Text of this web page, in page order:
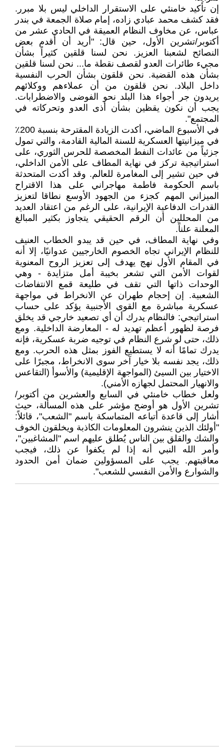
إن تأكيد خامنئي على الاستقرار الداخلي ليس بلا مبرر.
فقد كشف محمد عبادي زاده، إمام صلاة الجمعة في بندر
عباس، عن مخاوف النظام العميقة في الحادي عشر من
أكتوبر/تشرين الأول، حين قال: "أريد أن أقدم بعض
النصائح لشعبنا العزيز. نحن لسنا قلقين كثيراً بشأن
مجيء طائرات العدو لقصف نقطة ما... نحن لسنا قلقين
بشأن هذه القضية. نحن قلقون بشأن الحرب النفسية
داخل البلاد. نحن قلقون من أن عملاءهم ووكلائهم
يريدون جر أجواء هذا البلد نحو الفوضى والاضطرابات.
يجب أن نكون يقظين بشأن أذى العدو وتحركاته في
المجتمع".
في الأسبوع الماضي، أكدت الزيادة المقترحة بنسبة 200٪
في ميزانيتها العسكرية للسنة المالية القادمة، والتي تمول
جزئياً من عائدات النفط المخصصة للحرس الثوري، على
استراتيجية تركز في نهاية المطاف على الأمن الداخلي،
في حين تشير إلى المغامرة للعالم. وقد أكدت المتحدثة
باسم الحكومة فاطمة مهاجراني على هذا الاقتراح
الميزاني المهم كجزء من الجهود الأوسع نطاقا لتعزيز
القدرات الدفاعية الإيرانية، على الرغم من اعتقاد العديد
من المحللين أن الرقم الحقيقي يتجاوز بكثير المبالغ
المعلنة علناً.
وفي نهاية المطاف، في حين قد يبدو الخطاب العنيف
للنظام الإيراني تجاه الخصوم الخارجيين عدوانيًا، إلا أنه
في المقام الأول نهج يهدف إلى تعزيز الروح المعنوية
لقوات الأمن التي تشعر بخيبة أمل متزايدة - وهي
الوحدات ذاتها التي تقف في طليعة قمع الانتفاضات
الشعبية. إن إحجام طهران عن الانخراط في مواجهة
عسكرية مباشرة مع القوى الأجنبية يؤكد على حساب
استراتيجي: فالنظام يدرك أن أي تصعيد خارجي قد يخلق
فرصة لظهور أعظم تهديد له - المعارضة الداخلية. ومع
ذلك، حتى لو شرع النظام في توجيه ضربة عسكرية، فإنه
يدرك تمامًا أنه لا يستطيع الفوز بمثل هذه الحرب. ومع
ذلك، يجد نفسه بلا خيار آخر سوى الانخراط، مجبرًا على
الاختيار بين السيئ (المواجهة الإقليمية) والأسوأ (التقاعس
والانهيار المحتمل لجهازه الأمني).
ولعل خطاب خامنئي في السابع والعشرين من أكتوبر/
تشرين الأول هو أوضح مؤشر على هذه المسألة، حيث
أشار إلى قاعدة أتباعه المتماسكة باسم "الشعب"، قائلاً:
"أولئك الذين ينشرون المعلومات الكاذبة ويخلقون الخوف
والشك والقلق بين الناس يُطلق عليهم اسم "المشاغبين"،
وأمر الله النبي أنه إذا لم يكفوا عن ذلك، فيجب
معاقبتهم. يجب على المسؤولين ضمان أمن الحدود
والشوارع والأمن النفسي للشعب".